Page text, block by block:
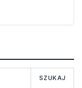
SZUKAJ